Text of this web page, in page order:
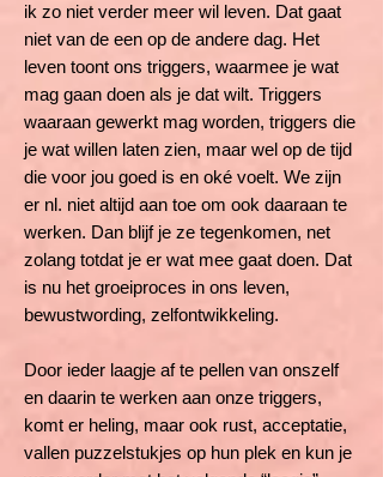
ik zo niet verder meer wil leven. Dat gaat
niet van de een op de andere dag. Het
leven toont ons triggers, waarmee je wat
mag gaan doen als je dat wilt. Triggers
waaraan gewerkt mag worden, triggers die
je wat willen laten zien, maar wel op de tijd
die voor jou goed is en oké voelt. We zijn
er nl. niet altijd aan toe om ook daaraan te
werken. Dan blijf je ze tegenkomen, net
zolang totdat je er wat mee gaat doen. Dat
is nu het groeiproces in ons leven,
bewustwording, zelfontwikkeling.
Door ieder laagje af te pellen van onszelf
en daarin te werken aan onze triggers,
komt er heling, maar ook rust, acceptatie,
vallen puzzelstukjes op hun plek en kun je